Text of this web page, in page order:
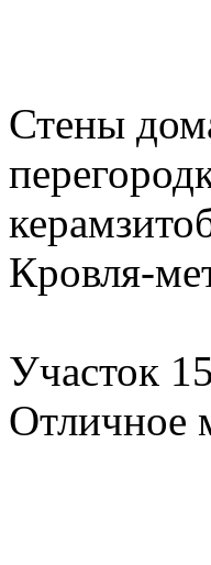
Стены
Кровля-
Участок
Отличное